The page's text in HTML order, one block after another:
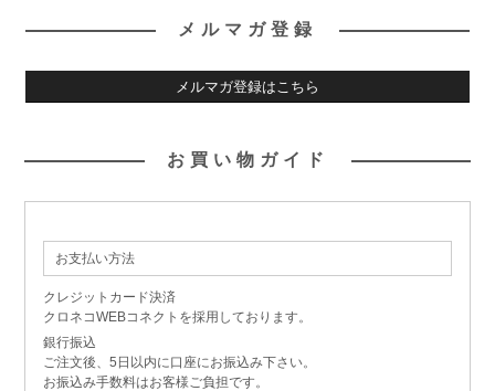
メルマガ登録
メルマガ登録はこちら
お買い物ガイド
お支払い方法
クレジットカード決済
クロネコWEBコネクトを採用しております。
銀行振込
ご注文後、5日以内に口座にお振込み下さい。
お振込み手数料はお客様ご負担です。